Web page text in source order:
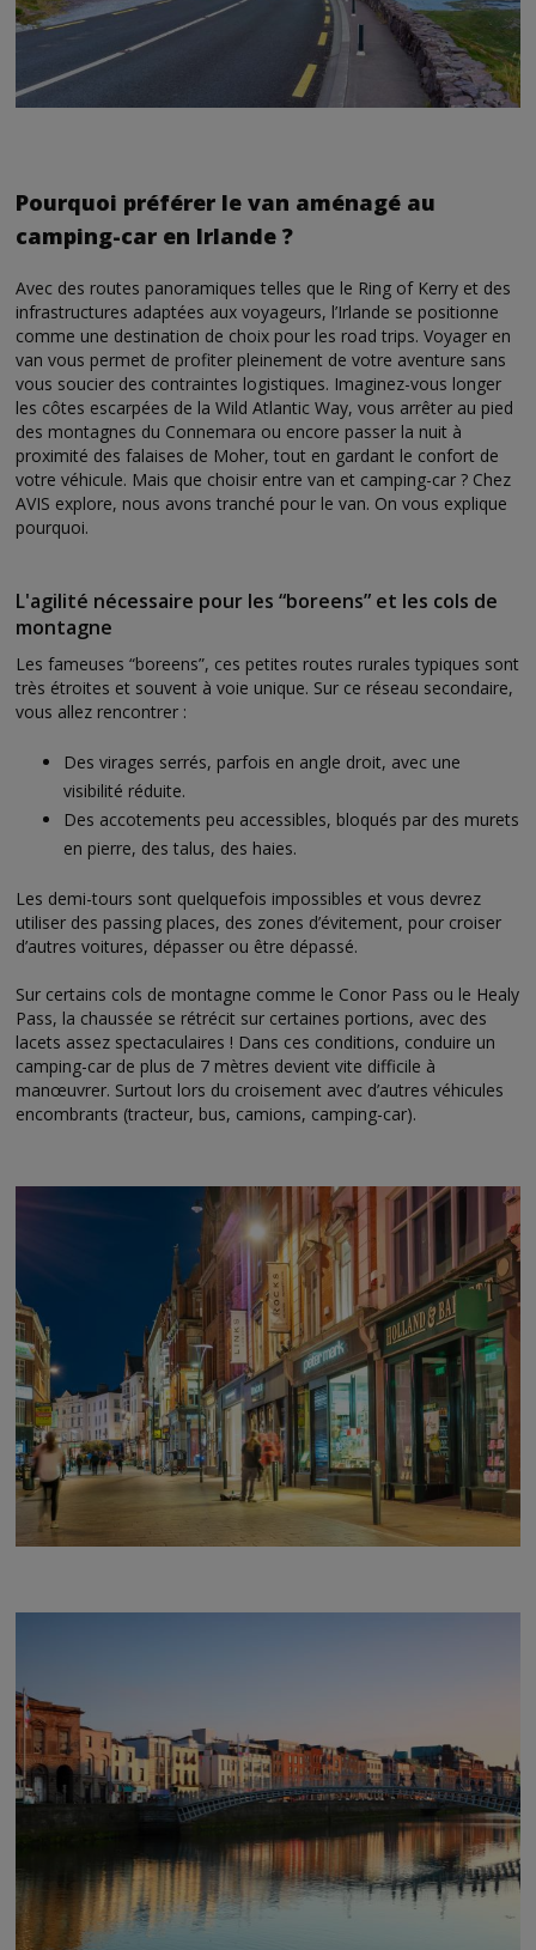
Pourquoi préférer le van aménagé au
camping-car en Irlande ?
Avec des routes panoramiques telles que le Ring of Kerry et des
infrastructures adaptées aux voyageurs, l’Irlande se positionne
comme une destination de choix pour les road trips. Voyager en
van vous permet de profiter pleinement de votre aventure sans
vous soucier des contraintes logistiques. Imaginez-vous longer
les côtes escarpées de la Wild Atlantic Way, vous arrêter au pied
des montagnes du Connemara ou encore passer la nuit à
proximité des falaises de Moher, tout en gardant le confort de
votre véhicule. Mais que choisir entre van et camping-car ? Chez
AVIS explore, nous avons tranché pour le van. On vous explique
pourquoi.
L'agilité nécessaire pour les “boreens” et les cols de
montagne
Les fameuses “boreens”, ces petites routes rurales typiques sont
très étroites et souvent à voie unique. Sur ce réseau secondaire,
vous allez rencontrer :
Des virages serrés, parfois en angle droit, avec une
visibilité réduite.
Des accotements peu accessibles, bloqués par des murets
en pierre, des talus, des haies.
Les demi-tours sont quelquefois impossibles et vous devrez
utiliser des passing places, des zones d’évitement, pour croiser
d’autres voitures, dépasser ou être dépassé.
Sur certains cols de montagne comme le Conor Pass ou le Healy
Pass, la chaussée se rétrécit sur certaines portions, avec des
lacets assez spectaculaires ! Dans ces conditions, conduire un
camping-car de plus de 7 mètres devient vite difficile à
manœuvrer. Surtout lors du croisement avec d’autres véhicules
encombrants (tracteur, bus, camions, camping-car).